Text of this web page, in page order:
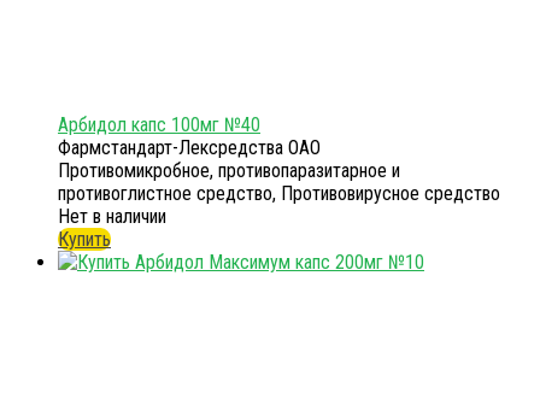
Арбидол капс 100мг №40
Фармстандарт-Лексредства ОАО
Противомикробное, противопаразитарное и
противоглистное средство, Противовирусное средство
Нет в наличии
Купить